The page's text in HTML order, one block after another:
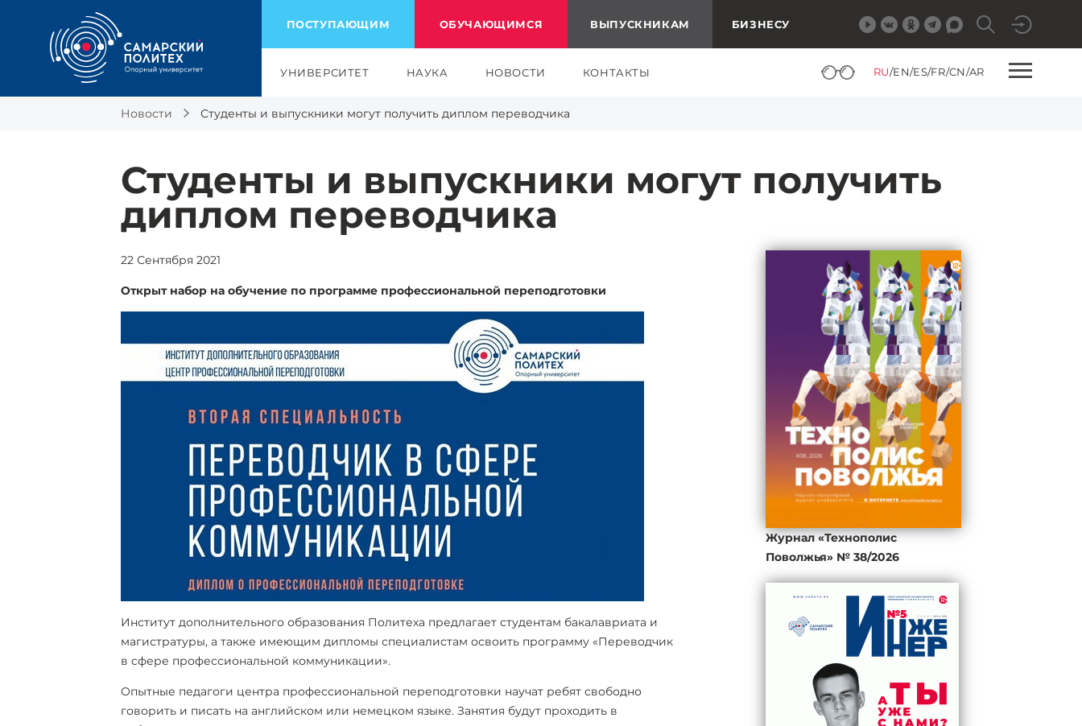
ПОСТУПАЮЩИМ ОБУЧАЮЩИМСЯ ВЫПУСКНИКАМ БИЗНЕСУ
УНИВЕРСИТЕТ НАУКА НОВОСТИ КОНТАКТЫ RU/EN/ES/FR/CN/AR
Новости Студенты и выпускники могут получить диплом переводчика
Студенты и выпускники могут получить
диплом переводчика
22 Сентября 2021
Открыт набор на обучение по программе профессиональной переподготовки
Институт дополнительного образования Политеха предлагает студентам бакалавриата и
магистратуры, а также имеющим дипломы специалистам освоить программу «Переводчик
в сфере профессиональной коммуникации».
Опытные педагоги центра профессиональной переподготовки научат ребят свободно
говорить и писать на английском или немецком языке. Занятия будут проходить в
Журнал «Технополис
Поволжья» № 38/2026